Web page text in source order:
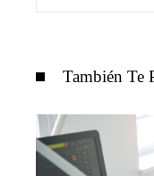
También Te